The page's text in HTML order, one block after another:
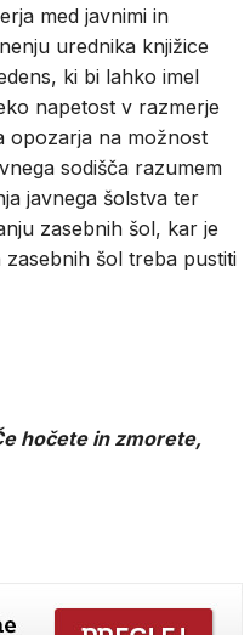
med javnimi in
urednika knjižice
ki bi lahko imel
napetost v razmerje
opozarja na možnost
sodišča razumem
javnega šolstva ter
zasebnih šol, kar je
zasebnih šol treba pustiti
hočete in zmorete,